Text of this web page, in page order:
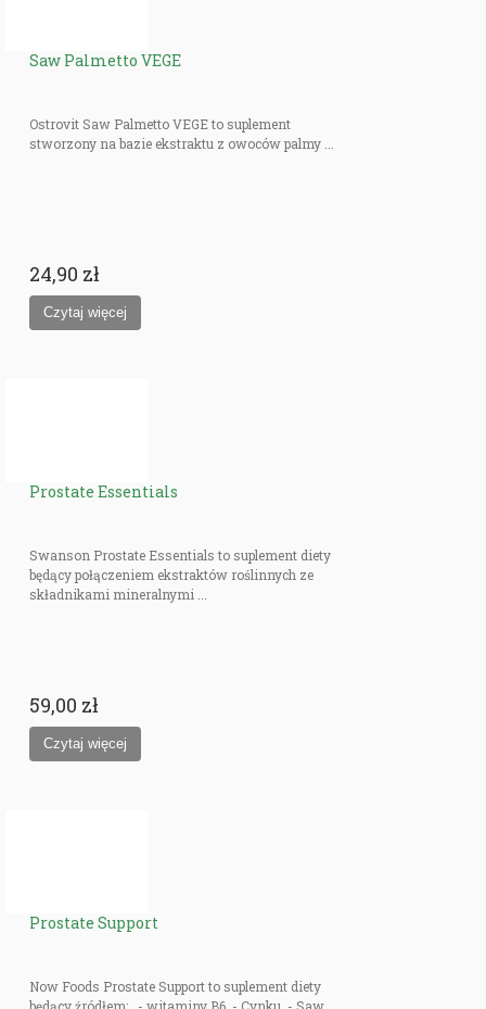
Saw Palmetto VEGE
Ostrovit Saw Palmetto VEGE to suplement
stworzony na bazie ekstraktu z owoców palmy ...
24,90 zł
Prostate Essentials
Swanson Prostate Essentials to suplement diety
będący połączeniem ekstraktów roślinnych ze
składnikami mineralnymi ...
59,00 zł
Prostate Support
Now Foods Prostate Support to suplement diety